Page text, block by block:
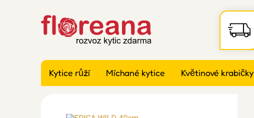
Kytice růží Míchané kytice Květinové krabičky